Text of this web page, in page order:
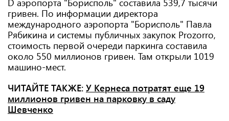
D аэропорта "Борисполь" составила 539,7 тысячи
гривен. По информации директора
международного аэропорта "Борисполь" Павла
Рябикина и системы публичных закупок Prozorro,
стоимость первой очереди паркинга составила
около 550 миллионов гривен. Там открыли 1019
машино-мест.
ЧИТАЙТЕ ТАКЖЕ: У Кернеса потратят еще 19
миллионов гривен на парковку в саду
Шевченко